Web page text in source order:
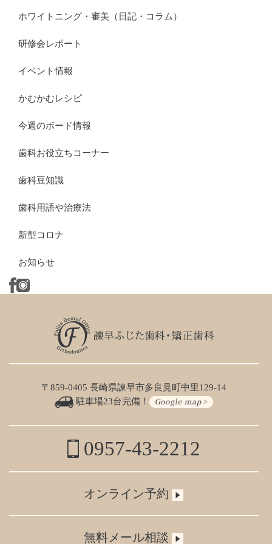
ホワイトニング・審美（日記・コラム）
研修会レポート
イベント情報
かむかむレシピ
今週のボード情報
歯科お役立ちコーナー
歯科豆知識
歯科用語や治療法
新型コロナ
お知らせ
〒859-0405 長崎県諫早市多良見町中里129-14
駐車場23台完備！
0957-43-2212
オンライン予約
無料メール相談